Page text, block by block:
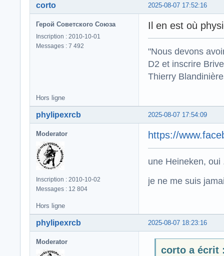
2025-08-07 17:52:16
corto
Герой Советского Союза
Inscription : 2010-10-01
Messages : 7 492
Il en est où
"Nous devons
D2 et inscrire
Thierry
Hors ligne
2025-08-07 17:54:09
phylipexrcb
Moderator
Inscription : 2010-10-02
Messages : 12 804
https://
une Heineken,
je ne me suis
Hors ligne
2025-08-07 18:23:16
phylipexrcb
Moderator
corto a écrit